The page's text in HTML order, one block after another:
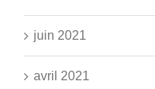
juin 2021
avril 2021